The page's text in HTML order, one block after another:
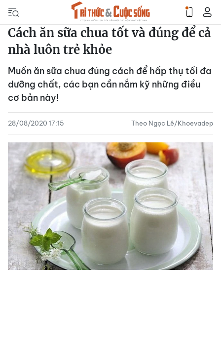
Cách ăn sữa chua tốt và đúng để cả
nhà luôn trẻ khỏe
Muốn ăn sữa chua đúng cách để hấp thụ tối đa
dưỡng chất, các bạn cần nắm kỹ những điều
cơ bản này!
28/08/2020 17:15 Theo Ngọc Lê/Khoevadep